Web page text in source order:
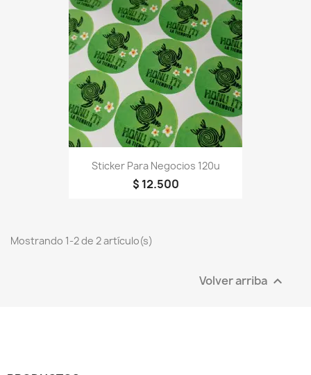
Sticker Para Negocios 120u
$ 12.500
Mostrando 1-2 de 2 artículo(s)
Volver arriba 